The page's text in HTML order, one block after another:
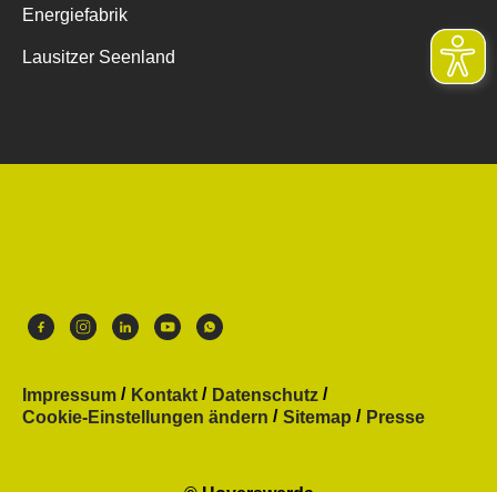
Energiefabrik
Lausitzer Seenland
Impressum Kontakt
Datenschutz
Cookie-Einstellungen ändern
Sitemap Presse